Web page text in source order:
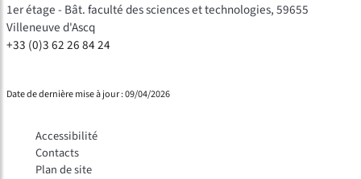
1er étage - Bât. faculté des sciences et technologies, 59655
Villeneuve d'Ascq
+33 (0)3 62 26 84 24
Date de dernière mise à jour : 09/04/2026
Accessibilité
Contacts
Plan de site